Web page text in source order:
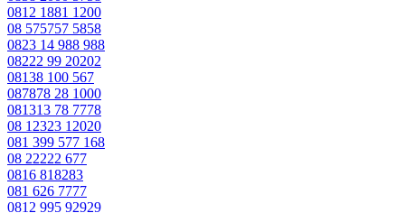
0812 1881 1200
08 575757 5858
0823 14 988 988
08222 99 20202
08138 100 567
087878 28 1000
081313 78 7778
08 12323 12020
081 399 577 168
08 22222 677
0816 818283
081 626 7777
0812 995 92929